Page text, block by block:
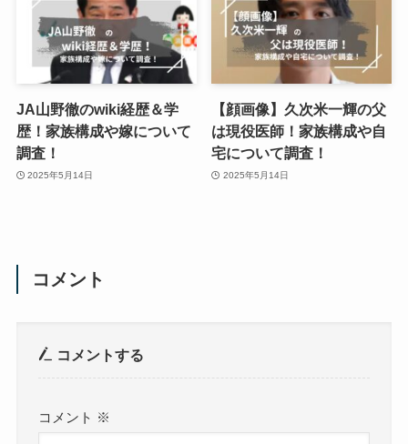
JA山野徹のwiki経歴＆学
歴！家族構成や嫁について
調査！
2025年5月14日
【顔画像】久次米一輝の父
は現役医師！家族構成や自
宅について調査！
2025年5月14日
コメント
コメントする
コメント ※